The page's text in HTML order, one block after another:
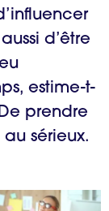
d’être
estime-t-
prendre
sérieux.